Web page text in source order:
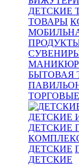
ДЕТСКИЕ
ТОВАРЫ
МАНИКЮР
БЫТОВАЯ
ДЕТСКИЕ
ДЕТСКИЕ
ДЕТСКИЕ
ДЕТСКИЕ